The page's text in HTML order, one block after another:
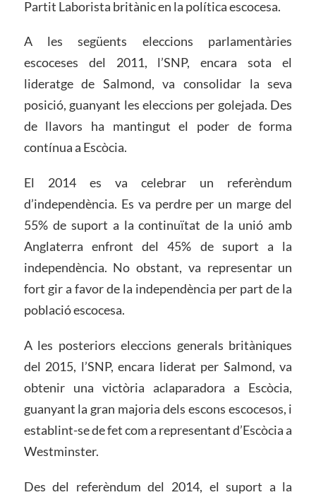
Partit Laborista britànic en la política escocesa.
A les següents eleccions parlamentàries
escoceses del 2011, l’SNP, encara sota el
lideratge de Salmond, va consolidar la seva
posició, guanyant les eleccions per golejada. Des
de llavors ha mantingut el poder de forma
contínua a Escòcia.
El 2014 es va celebrar un referèndum
d’independència. Es va perdre per un marge del
55% de suport a la continuïtat de la unió amb
Anglaterra enfront del 45% de suport a la
independència. No obstant, va representar un
fort gir a favor de la independència per part de la
població escocesa.
A les posteriors eleccions generals britàniques
del 2015, l’SNP, encara liderat per Salmond, va
obtenir una victòria aclaparadora a Escòcia,
guanyant la gran majoria dels escons escocesos, i
establint-se de fet com a representant d’Escòcia a
Westminster.
Des del referèndum del 2014, el suport a la